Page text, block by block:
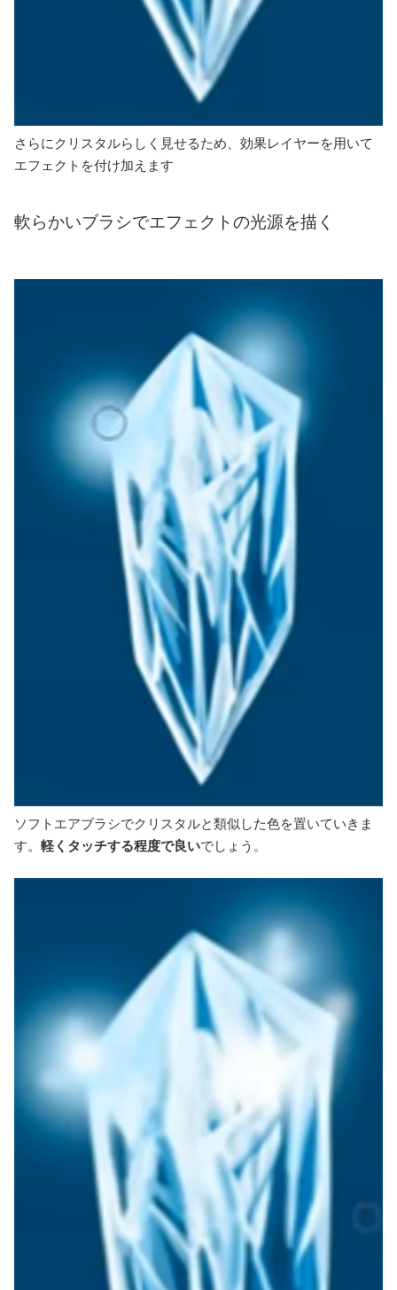
さらにクリスタルらしく見せるため、効果レイヤーを用いて
エフェクトを付け加えます
軟らかいブラシでエフェクトの光源を描く
ソフトエアブラシでクリスタルと類似した色を置いていきま
す。 軽くタッチする程度で良いでしょう。